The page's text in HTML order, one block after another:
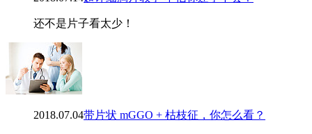
还不是片子看太少！
2018.07.04带片状 mGGO + 枯枝征，你怎么看？